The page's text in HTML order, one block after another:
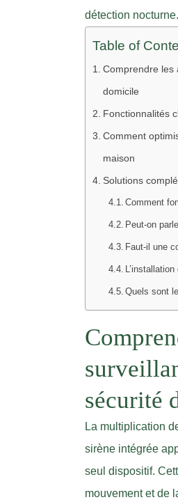
détection nocturne.
Table of
Comprendre les
domicile
Fonctionnalités
Comment
maison
Solutions
Comment
Peut-on
Faut-il une
Quels sont
sécurité
La multiplication
sirène intégrée
seul dispositif.
mouvement et de